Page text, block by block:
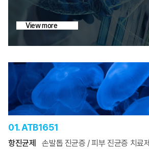
View more
01. ATB1651
항진균제 손발톱 진균증 / 피부 진균증 치료제